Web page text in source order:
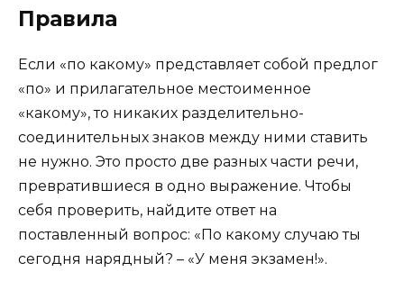
Правила
Если «по какому» представляет собой предлог
«по» и прилагательное местоименное
«какому», то никаких разделительно-
соединительных знаков между ними ставить
не нужно. Это просто две разных части речи,
превратившиеся в одно выражение. Чтобы
себя проверить, найдите ответ на
поставленный вопрос: «По какому случаю ты
сегодня нарядный? – «У меня экзамен!».